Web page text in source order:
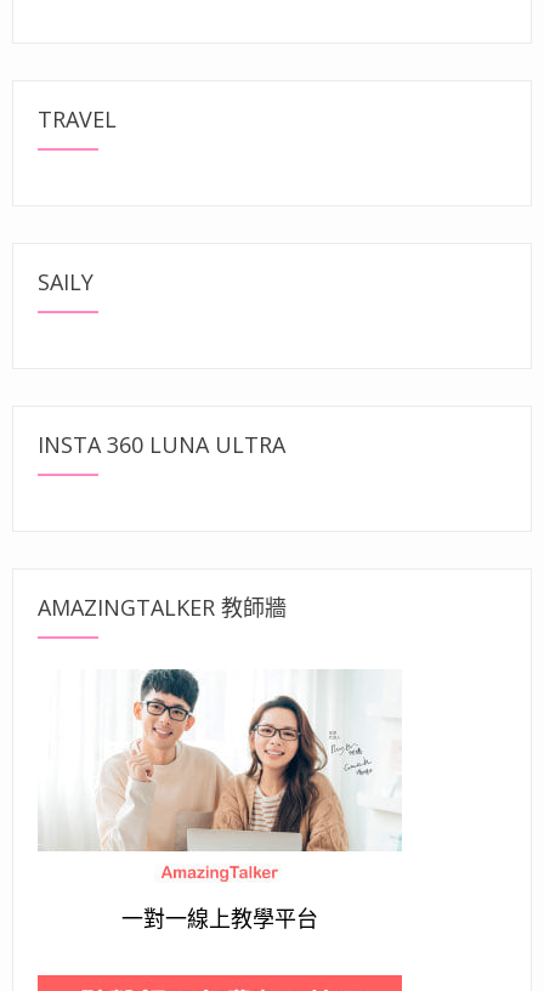
TRAVEL
SAILY
INSTA 360 LUNA ULTRA
AMAZINGTALKER 教師牆
一對一線上教學平台